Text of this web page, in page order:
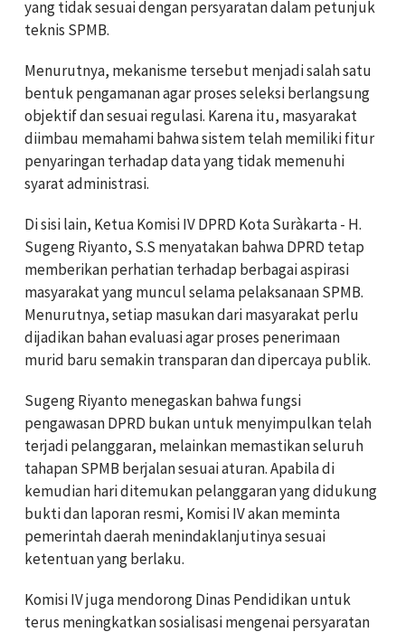
yang tidak sesuai dengan persyaratan dalam petunjuk
teknis SPMB.
Menurutnya, mekanisme tersebut menjadi salah satu
bentuk pengamanan agar proses seleksi berlangsung
objektif dan sesuai regulasi. Karena itu, masyarakat
diimbau memahami bahwa sistem telah memiliki fitur
penyaringan terhadap data yang tidak memenuhi
syarat administrasi.
Di sisi lain, Ketua Komisi IV DPRD Kota Suràkarta - H.
Sugeng Riyanto, S.S menyatakan bahwa DPRD tetap
memberikan perhatian terhadap berbagai aspirasi
masyarakat yang muncul selama pelaksanaan SPMB.
Menurutnya, setiap masukan dari masyarakat perlu
dijadikan bahan evaluasi agar proses penerimaan
murid baru semakin transparan dan dipercaya publik.
Sugeng Riyanto menegaskan bahwa fungsi
pengawasan DPRD bukan untuk menyimpulkan telah
terjadi pelanggaran, melainkan memastikan seluruh
tahapan SPMB berjalan sesuai aturan. Apabila di
kemudian hari ditemukan pelanggaran yang didukung
bukti dan laporan resmi, Komisi IV akan meminta
pemerintah daerah menindaklanjutinya sesuai
ketentuan yang berlaku.
Komisi IV juga mendorong Dinas Pendidikan untuk
terus meningkatkan sosialisasi mengenai persyaratan